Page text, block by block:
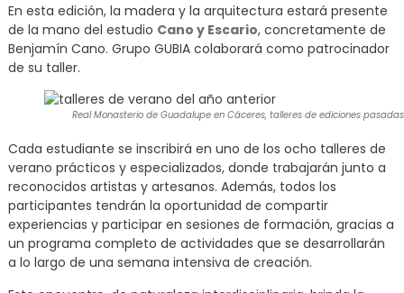
En esta edición, la madera y la arquitectura estará presente
de la mano del estudio Cano y Escario, concretamente de
Benjamín Cano. Grupo GUBIA colaborará como patrocinador
de su taller.
Real Monasterio de Guadalupe en Cáceres, talleres de ediciones pasadas
Cada estudiante se inscribirá en uno de los ocho talleres de
verano prácticos y especializados, donde trabajarán junto a
reconocidos artistas y artesanos. Además, todos los
participantes tendrán la oportunidad de compartir
experiencias y participar en sesiones de formación, gracias a
un programa completo de actividades que se desarrollarán
a lo largo de una semana intensiva de creación.